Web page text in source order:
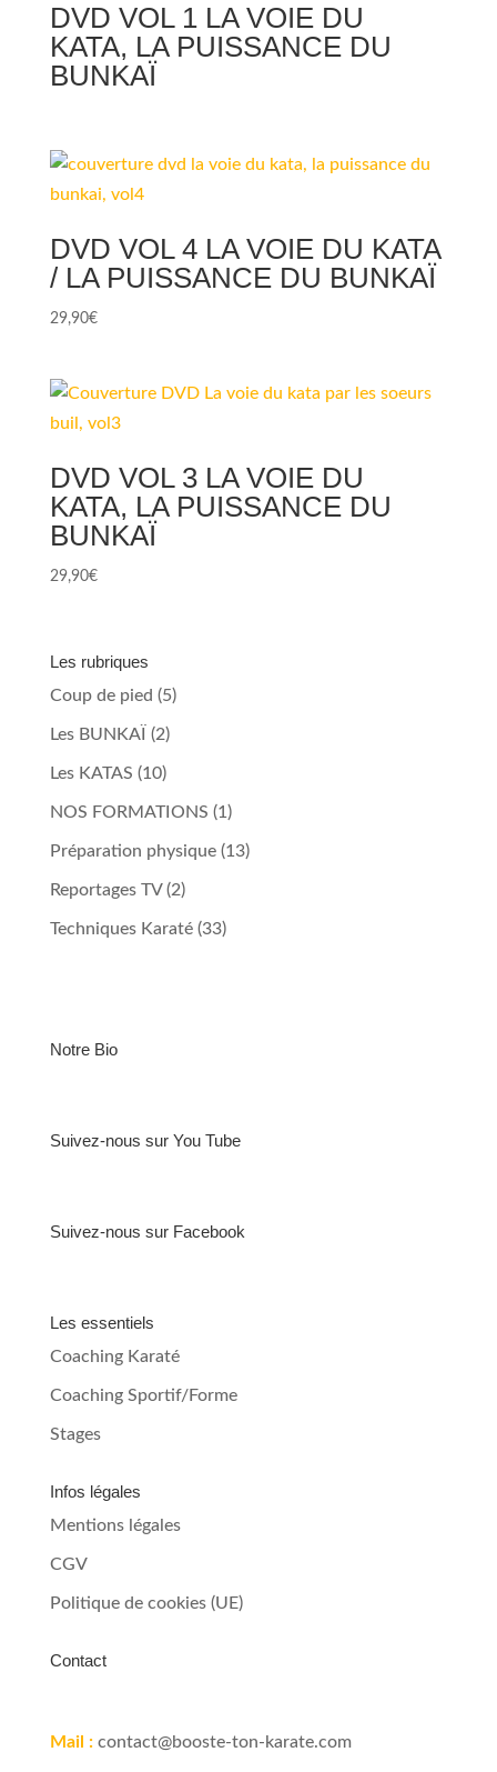
DVD VOL 1 LA VOIE DU
KATA, LA PUISSANCE DU
BUNKAÏ
DVD VOL 4 LA VOIE DU KATA
/ LA PUISSANCE DU BUNKAÏ
29,90€
DVD VOL 3 LA VOIE DU
KATA, LA PUISSANCE DU
BUNKAÏ
29,90€
Les rubriques
Coup de pied (5)
Les BUNKAÏ (2)
Les KATAS (10)
NOS FORMATIONS (1)
Préparation physique(13)
Reportages TV(2)
Techniques Karaté(33)
Notre Bio
Suivez-nous sur You Tube
Suivez-nous sur Facebook
Les essentiels
Coaching Karaté
Coaching Sportif/Forme
Stages
Infos légales
Mentions légales
CGV
Politique de cookies (UE)
Contact
Mail :contact@booste-ton-karate.com